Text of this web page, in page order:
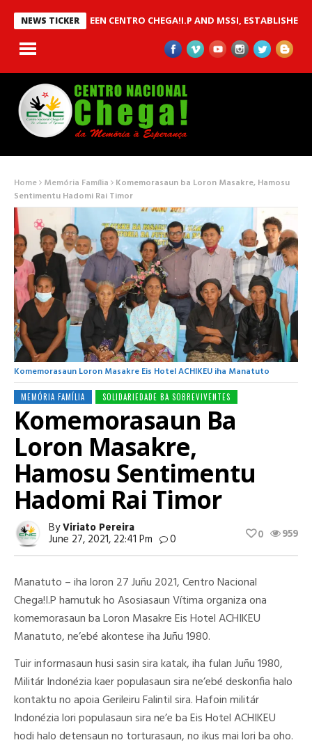
NEWS TICKER
BETWEEN CENTRO CHEGA!I.P AND MSSI, ESTABLISHED TO
Home Memória Família Komemorasaun ba Loron Masakre, Hamosu
Sentimentu Hadomi Rai Timor
Komemorasaun Loron Masakre Eis Hotel ACHIKEU iha Manatuto
MEMÓRIA FAMÍLIA SOLIDARIEDADE BA SOBREVIVENTES
Komemorasaun Ba
Loron Masakre,
Hamosu Sentimentu
Hadomi Rai Timor
ByViriato Pereira
June 27, 2021, 22:41 Pm 0 959
0
Manatuto – iha loron 27 Juñu 2021, Centro Nacional
Chega!I.P hamutuk ho Asosiasaun Vítima organiza ona
komemorasaun ba Loron Masakre Eis Hotel ACHIKEU
Manatuto, ne’ebé akontese iha Juñu 1980.
Tuir informasaun husi sasin sira katak, iha fulan Juñu 1980,
Militár Indonézia kaer populasaun sira ne’ebé deskonfia halo
kontaktu no apoia Gerileiru Falintil sira. Hafoin militár
Indonézia lori populasaun sira ne’e ba Eis Hotel ACHIKEU
hodi halo detensaun no torturasaun, no ikus mai lori ba oho.